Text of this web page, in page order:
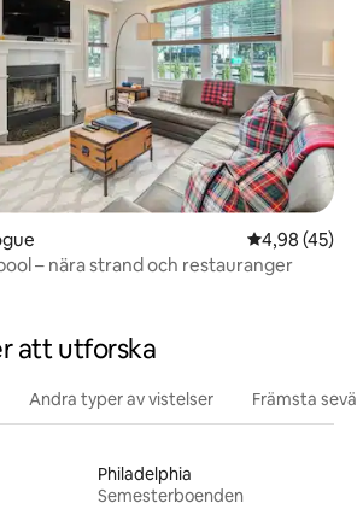
4,98 av 5 i
4,98 (45)
– nära strand och restauranger
att utforska
Andra typer av vistelser Främsta
Philadelphia
Semesterboenden